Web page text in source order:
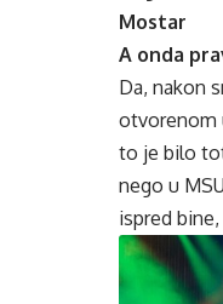
Mostar
A onda
Da, nakon
otvorenom
to je bilo
nego u
ispred